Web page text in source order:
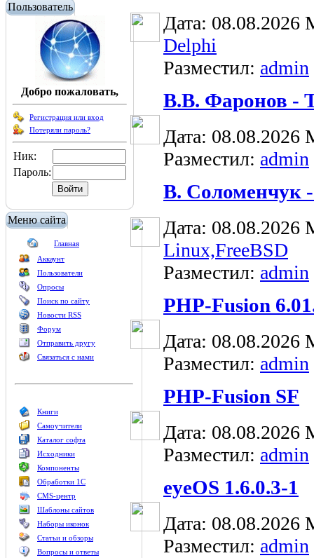
Пользователь
Добро пожаловать,
Регистрация или вход
Потеряли пароль?
Ник:
Пароль:
Меню сайта
Главная
Аккаунт
Пользователи
Опросы
Поиск по сайту
Новости RSS
Форум
Отправить другу
Связаться с нами
Книги
Самоучители
Каталог софта
Исходники
Компоненты
Обработки 1С
CMS-центр
Шаблоны сайтов
Наборы иконок
Статьи и обзоры
Вопросы и ответы
Дата: 08.08.2026
Delphi
Разместил: admin
В.В. Фаронов -
Дата: 08.08.2026
Разместил: admin
В. Соломенчук
Дата: 08.08.2026
Linux,FreeBSD
Разместил: admin
PHP-Fusion
Дата: 08.08.2026
Разместил: admin
PHP-Fusion SF
Дата: 08.08.2026
Разместил: admin
eyeOS 1.6.0.3-1
Дата: 08.08.2026
Разместил: admin